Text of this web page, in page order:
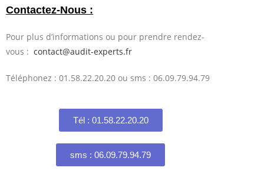
Contactez-Nous :
Pour plus d’informations ou pour prendre rendez-
vous : contact@audit-experts.fr
Téléphonez : 01.58.22.20.20 ou sms : 06.09.79.94.79
Tél : 01.58.22.20.20
sms : 06.09.79.94.79